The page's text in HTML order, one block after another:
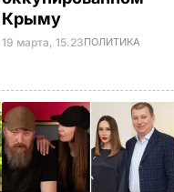
Крыму
19 марта, 15.23ПОЛИТИКА